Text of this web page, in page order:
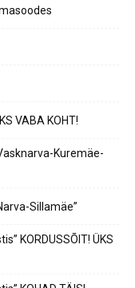
VABA KOHT!
Kuremäe-
Sillamäe”
KORDUSSÕIT! ÜKS